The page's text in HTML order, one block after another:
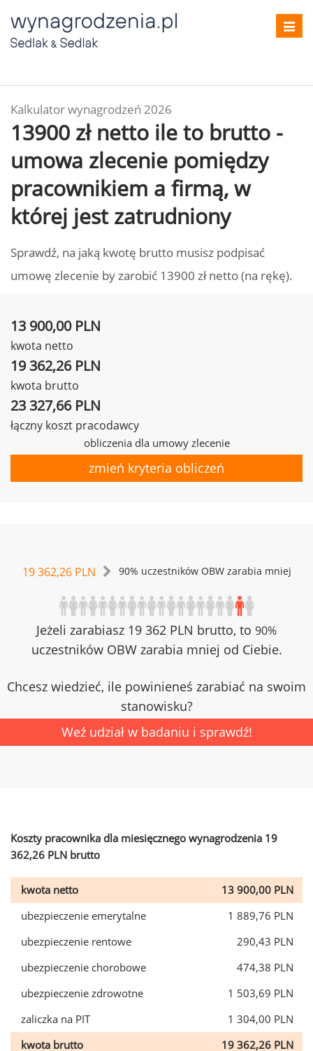
Kalkulator wynagrodzeń 2026
13900 zł netto ile to brutto -
umowa zlecenie pomiędzy
pracownikiem a firmą, w
której jest zatrudniony
Sprawdź, na jaką kwotę brutto musisz podpisać
umowę zlecenie by zarobić 13900 zł netto (na rękę).
13 900,00 PLN
kwota netto
19 362,26 PLN
kwota brutto
23 327,66 PLN
łączny koszt pracodawcy
obliczenia dla umowy zlecenie
zmień kryteria obliczeń
19 362,26 PLN 90% uczestników OBW zarabia mniej
Jeżeli zarabiasz 19 362 PLN brutto, to 90%
uczestników OBW zarabia mniej od Ciebie.
Chcesz wiedzieć, ile powinieneś zarabiać na swoim
stanowisku?
Weź udział w badaniu i sprawdź!
Koszty pracownika dla miesięcznego wynagrodzenia 19
362,26 PLN brutto
kwota netto
13 900,00 PLN
ubezpieczenie emerytalne
1 889,76 PLN
ubezpieczenie rentowe
290,43 PLN
ubezpieczenie chorobowe
474,38 PLN
ubezpieczenie zdrowotne
1 503,69 PLN
zaliczka na PIT
1 304,00 PLN
kwota brutto
19 362,26 PLN